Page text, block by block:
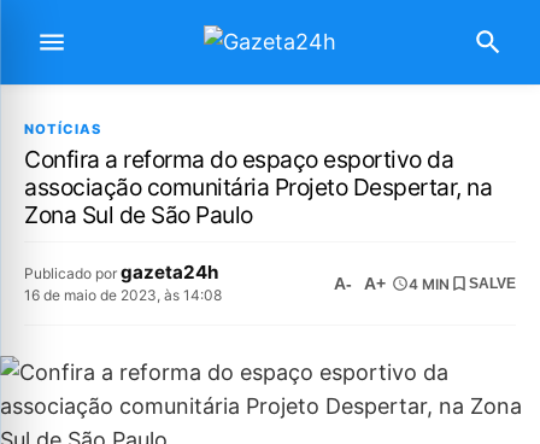
NOTÍCIAS
Confira a reforma do espaço esportivo da
associação comunitária Projeto Despertar, na
Zona Sul de São Paulo
Publicado por gazeta24h
16 de maio de 2023, às 14:08
A- A+ 4 MIN SALVE